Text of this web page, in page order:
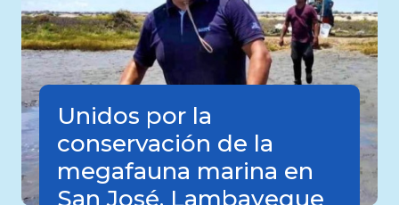
Unidos por la
conservación de la
megafauna marina en
San José, Lambayeque